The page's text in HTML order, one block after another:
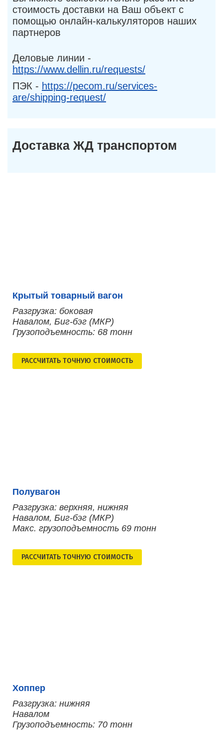
стоимость доставки на Ваш объект с
помощью онлайн-калькуляторов наших
партнеров
Деловые линии -
https://www.dellin.ru/requests/
ПЭК - https://pecom.ru/services-
are/shipping-request/
Доставка ЖД транспортом
Крытый товарный вагон
Разгрузка: боковая
Навалом, Биг-бэг (МКР)
Грузоподъемность: 68 тонн
РАСCЧИТАТЬ ТОЧНУЮ СТОИМОСТЬ
Полувагон
Разгрузка: верхняя, нижняя
Навалом, Биг-бэг (МКР)
Макс. грузоподъемность 69 тонн
РАСCЧИТАТЬ ТОЧНУЮ СТОИМОСТЬ
Хоппер
Разгрузка: нижняя
Навалом
Грузоподъемность: 70 тонн